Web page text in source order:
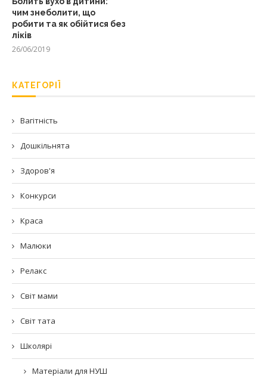
чим знеболити, що
робити та як обійтися без
ліків
26/06/2019
КАТЕГОРІЇ
Вагітність
Дошкільнята
Здоров'я
Конкурси
Краса
Малюки
Релакс
Світ мами
Світ тата
Школярі
Матеріали для НУШ